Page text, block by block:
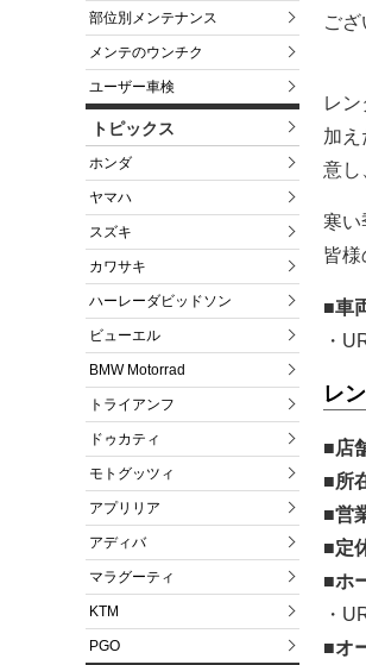
部位別メンテナンス
メンテのウンチク
ユーザー車検
トピックス
ホンダ
ヤマハ
スズキ
カワサキ
ハーレーダビッドソン
ビューエル
BMW Motorrad
トライアンフ
ドゥカティ
モトグッツィ
アプリリア
アディバ
マラグーティ
KTM
PGO
ござ
レ
加
意し
寒い
皆様
■車
・
レ
■店
■所
■営
■定
■ホ
・
■オ